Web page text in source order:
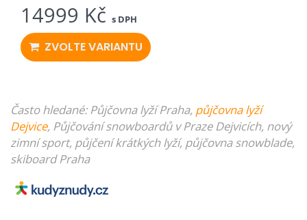
14999 Kč s DPH
ZVOLTE VARIANTU
Často hledané: PůjčovnalyžíPraha, půjčovna lyží
Dejvice, Půjčovánísnowboardův Praze Dejvicích, nový
zimní sport, půjčeníkrátkých lyží, půjčovna snowblade,
skiboard Praha